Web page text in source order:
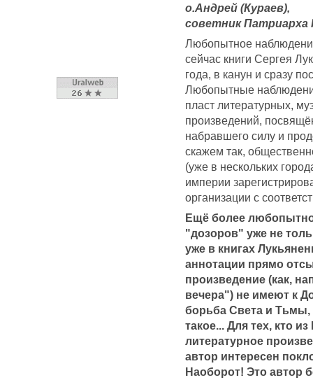
о.Андрей (Кураев),
советник Патриарха
Любопытное
сейчас книги Сергея
года, в канун и сразу
Любопытные
пласт литературных,
произведений,
набравшего силу и
скажем так,
(уже в нескольких
империи
организации с
Ещё более
"дозоров" уже не
уже в книгах
аннотации прямо
произведение (как,
вечера") не имеют к
борьба Света и Тьмы,
такое... Для тех, кто
литературное
автор интересен
Наоборот! Это автор